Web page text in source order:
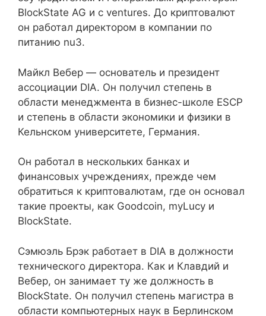
BlockState AG и c ventures. До криптовалют
он работал директором в компании по
питанию nu3.
Майкл Вебер — основатель и президент
ассоциации DIA. Он получил степень в
области менеджмента в бизнес-школе ESCP
и степень в области экономики и физики в
Кельнском университете, Германия.
Он работал в нескольких банках и
финансовых учреждениях, прежде чем
обратиться к криптовалютам, где он основал
такие проекты, как Goodcoin, myLucy и
BlockState.
Сэмюэль Брэк работает в DIA в должности
технического директора. Как и Клавдий и
Вебер, он занимает ту же должность в
BlockState. Он получил степень магистра в
области компьютерных наук в Берлинском